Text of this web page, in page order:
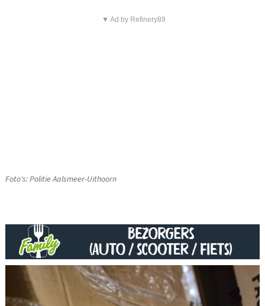
▼ Ad by Refinery89
Foto's: Politie Aalsmeer-Uithoorn